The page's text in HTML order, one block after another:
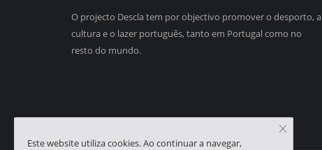
O projecto Descla tem por objectivo promover o desporto, a
cultura e o lazer português, tanto em Portugal como no
resto do mundo.
Este website utiliza cookies. Ao continuar a navegar,